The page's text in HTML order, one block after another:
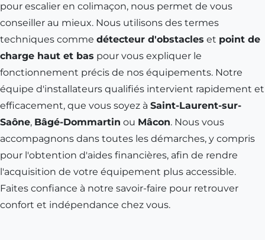
pour escalier en colimaçon, nous permet de vous
conseiller au mieux. Nous utilisons des termes
techniques comme détecteur d'obstacles et point de
charge haut et bas pour vous expliquer le
fonctionnement précis de nos équipements. Notre
équipe d'installateurs qualifiés intervient rapidement et
efficacement, que vous soyez à Saint-Laurent-sur-
Saône, Bâgé-Dommartin ou Mâcon. Nous vous
accompagnons dans toutes les démarches, y compris
pour l'obtention d'aides financières, afin de rendre
l'acquisition de votre équipement plus accessible.
Faites confiance à notre savoir-faire pour retrouver
confort et indépendance chez vous.